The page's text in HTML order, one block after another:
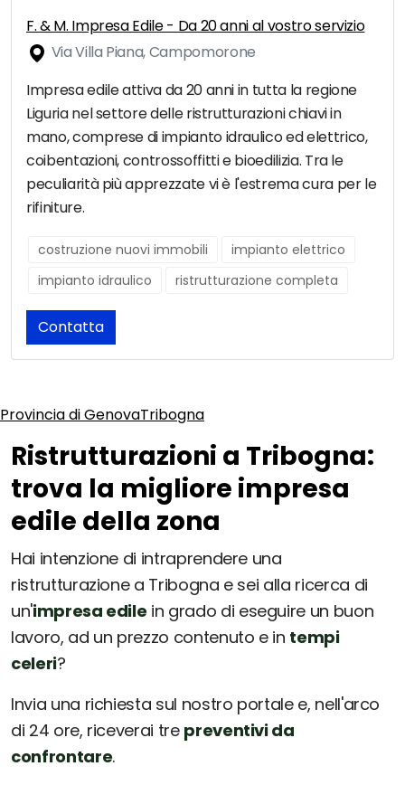
F. & M. Impresa Edile - Da 20 anni al vostro servizio
Via Villa Piana, Campomorone
Impresa edile attiva da 20 anni in tutta la regione
Liguria nel settore delle ristrutturazioni chiavi in
mano, comprese di impianto idraulico ed elettrico,
coibentazioni, controssoffitti e bioedilizia. Tra le
peculiarità più apprezzate vi è l'estrema cura per le
rifiniture.
costruzione nuovi immobili
impianto elettrico
impianto idraulico
ristrutturazione completa
Contatta
Provincia di GenovaTribogna
Ristrutturazioni a Tribogna:
trova la migliore impresa
edile della zona
Hai intenzione di intraprendere una
ristrutturazione a Tribogna e sei alla ricerca di
un'impresa edile in grado di eseguire un buon
lavoro, ad un prezzo contenuto e in tempi
celeri?
Invia una richiesta sul nostro portale e, nell'arco
di 24 ore, riceverai tre preventivi da
confrontare.